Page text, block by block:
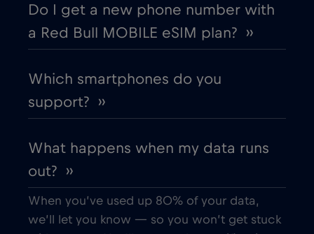
Do I get a new phone number with
a Red Bull MOBILE eSIM plan? ››
Which smartphones do you
support? ››
What happens when my data runs
out? ››
When you’ve used up 80% of your data,
we’ll let you know — so you won’t get stuck